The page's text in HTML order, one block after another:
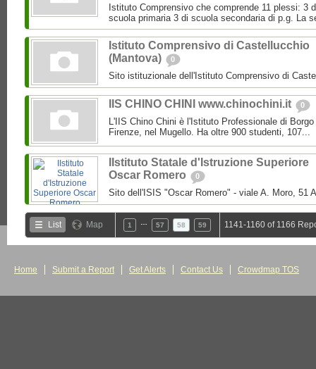
Istituto Comprensivo che comprende 11 plessi: 3
scuola primaria 3 di scuola secondaria di p.g. La
Istituto Comprensivo di Castellucchio
(Mantova)
0
Sito istituzionale dell'Istituto Comprensivo di
IIS CHINO CHINI www.chinochini.it 0
L'IIS Chino Chini è l'Istituto Professionale di
Firenze, nel Mugello. Ha oltre 900 studenti, 107...
IIstituto Statale d'Istruzione Superiore
Oscar Romero
0
Sito dell'ISIS "Oscar Romero" - viale A. Moro, 51
List Map 1 57 58 59 1141-1160 of 1166
Home Submit a Report Get Alerts Contact Us Crowdmap TOS